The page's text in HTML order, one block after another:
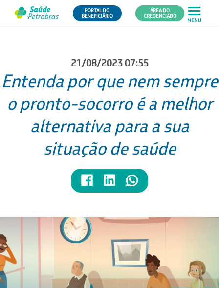
PORTAL DO
BENEFICIÁRIO
ÁREA DO
CREDENCIADO
21/08/2023 07:55
Entenda por que nem sempre
o pronto-socorro é a melhor
alternativa para a sua
situação de saúde